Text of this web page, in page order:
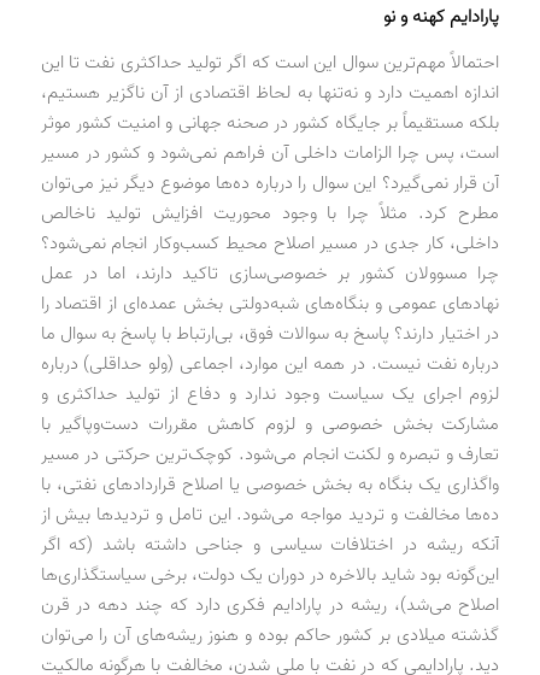
پارادایم کهنه و نو
احتمالاً مهم‌ترین سوال این است که اگر تولید حداکثری نفت تا این
اندازه اهمیت دارد و نه‌تنها به لحاظ اقتصادی از آن ناگزیر هستیم،
بلکه مستقیماً بر جایگاه کشور در صحنه جهانی و امنیت کشور موثر
است، پس چرا الزامات داخلی آن فراهم نمی‌شود و کشور در مسیر
آن قرار نمی‌گیرد؟ این سوال را درباره ده‌ها موضوع دیگر نیز می‌توان
مطرح کرد. مثلاً چرا با وجود محوریت افزایش تولید ناخالص
داخلی، کار جدی در مسیر اصلاح محیط کسب‌وکار انجام نمی‌شود؟
چرا مسوولان کشور بر خصوصی‌سازی تاکید دارند، اما در عمل
نهادهای عمومی و بنگاه‌های شبه‌دولتی بخش عمده‌ای از اقتصاد را
در اختیار دارند؟ پاسخ به سوالات فوق، بی‌ارتباط با پاسخ به سوال ما
درباره نفت نیست. در همه این موارد، اجماعی (ولو حداقلی) درباره
لزوم اجرای یک سیاست وجود ندارد و دفاع از تولید حداکثری و
مشارکت بخش خصوصی و لزوم کاهش مقررات دست‌وپاگیر با
تعارف و تبصره و لکنت انجام می‌شود. کوچک‌ترین حرکتی در مسیر
واگذاری یک بنگاه به بخش خصوصی یا اصلاح قراردادهای نفتی، با
ده‌ها مخالفت و تردید مواجه می‌شود. این تامل و تردیدها بیش از
آنکه ریشه در اختلافات سیاسی و جناحی داشته باشد (که اگر
این‌گونه بود شاید بالاخره در دوران یک دولت، برخی سیاستگذاری‌ها
اصلاح می‌شد)، ریشه در پارادایم فکری دارد که چند دهه در قرن
گذشته میلادی بر کشور حاکم بوده و هنوز ریشه‌های آن را می‌توان
دید. پارادایمی که در نفت با ملی شدن، مخالفت با هرگونه مالکیت